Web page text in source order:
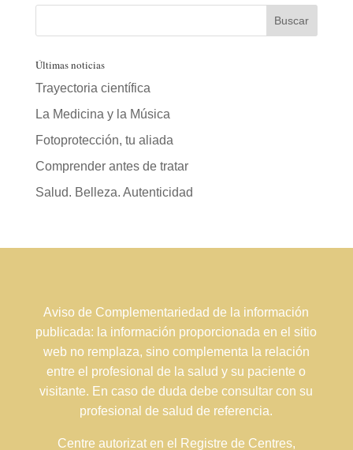
Últimas noticias
Trayectoria científica
La Medicina y la Música
Fotoprotección, tu aliada
Comprender antes de tratar
Salud. Belleza. Autenticidad
Aviso de Complementariedad de la información
publicada: la información proporcionada en el sitio
web no remplaza, sino complementa la relación
entre el profesional de la salud y su paciente o
visitante. En caso de duda debe consultar con su
profesional de salud de referencia.
Centre autorizat en el Registre de Centres,